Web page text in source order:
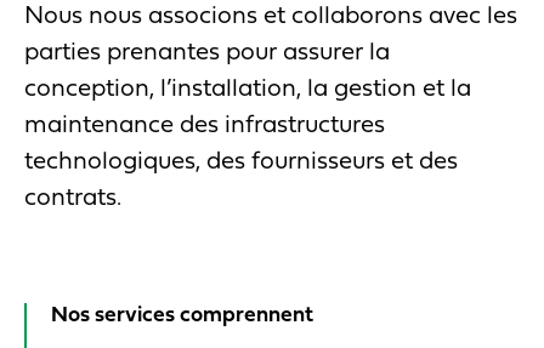
Nous nous associons et collaborons avec les
parties prenantes pour assurer la
conception, l’installation, la gestion et la
maintenance des infrastructures
technologiques, des fournisseurs et des
contrats.
Nos services comprennent